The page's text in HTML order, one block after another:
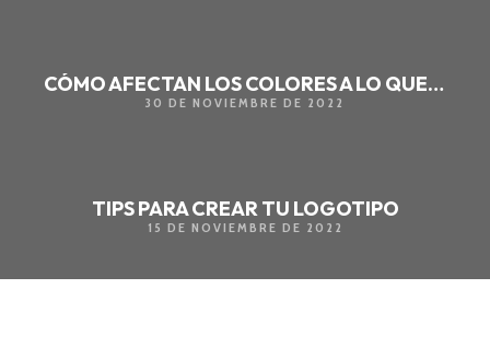
CÓMO AFECTAN LOS COLORES A LO QUE COMUNICAS
30 DE NOVIEMBRE DE 2022
TIPS PARA CREAR TU LOGOTIPO
15 DE NOVIEMBRE DE 2022